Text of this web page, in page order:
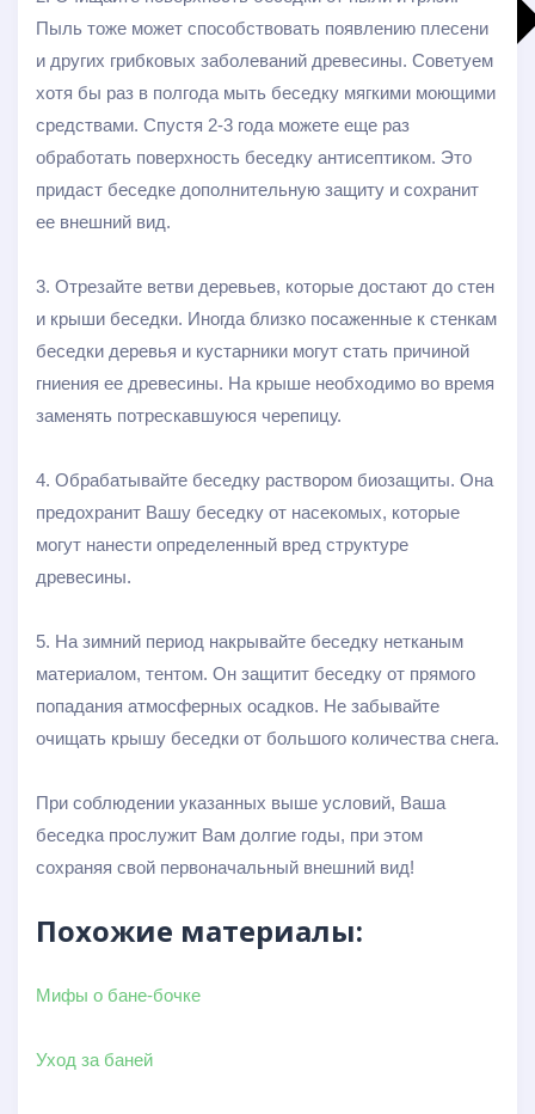
Больше результатов
Hidden label
Hidden label
Пыль тоже может способствовать появлению плесени
и других грибковых заболеваний древесины. Советуем
хотя бы раз в полгода мыть беседку мягкими моющими
средствами. Спустя 2-3 года можете еще раз
обработать поверхность беседку антисептиком. Это
придаст беседке дополнительную защиту и сохранит
ее внешний вид.
3. Отрезайте ветви деревьев, которые достают до стен
и крыши беседки. Иногда близко посаженные к стенкам
беседки деревья и кустарники могут стать причиной
гниения ее древесины. На крыше необходимо во время
заменять потрескавшуюся черепицу.
4. Обрабатывайте беседку раствором биозащиты. Она
предохранит Вашу беседку от насекомых, которые
могут нанести определенный вред структуре
древесины.
5. На зимний период накрывайте беседку нетканым
материалом, тентом. Он защитит беседку от прямого
попадания атмосферных осадков. Не забывайте
очищать крышу беседки от большого количества снега.
При соблюдении указанных выше условий, Ваша
беседка прослужит Вам долгие годы, при этом
сохраняя свой первоначальный внешний вид!
Похожие материалы:
Мифы о бане-бочке
Уход за баней